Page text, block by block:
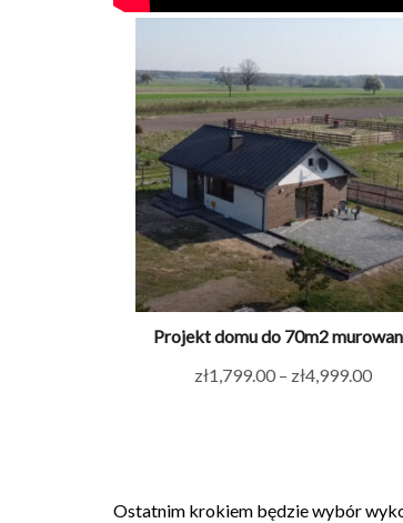
Projekt domu do 70m2
zł1,799.00 – zł4,999.00
Ostatnim krokiem będzie wybór